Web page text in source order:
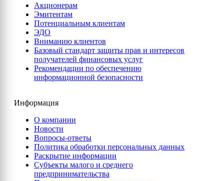
Акционерам
Эмитентам
Потенциальным клиентам
ЭДО
Вниманию клиентов
Базовый стандарт защиты прав и интересов
получателей финансовых услуг
Рекомендации по обеспечению
информационной безопасности
Информация
О компании
Новости
Вопросы-ответы
Политика обработки персональных данных
Раскрытие информации
Субъекты малого и среднего
предпринимательства